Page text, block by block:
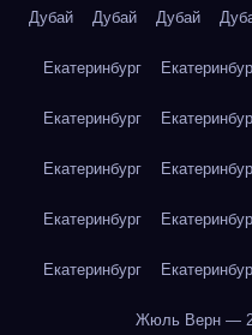
Дубай Дубай Дубай
Екатеринбург
Екатеринбург
Екатеринбург
Екатеринбург
Екатеринбург
Жюль Верн —